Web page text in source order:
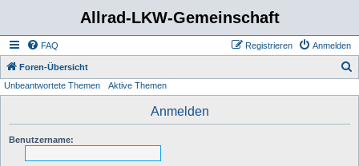
Allrad-LKW-Gemeinschaft
FAQ Anmelden
Registrieren
Foren-Übersicht
Unbeantwortete Themen Aktive Themen
Anmelden
Benutzername: